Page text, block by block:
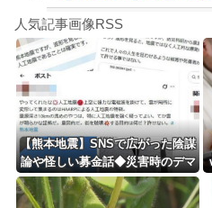
白石「あ、あきら様……
8/4のニュース
更新中止のお知らせ
人気記事画像RSS
【熊本地震】SNSで広がった陰謀
論や怪しい募金話◆災害時のデマ
注意、専門家は「一次情報チェッ
クを」